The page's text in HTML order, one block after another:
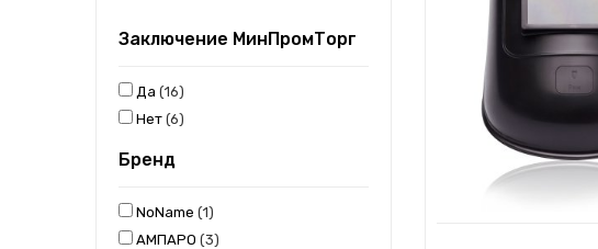
Заключение МинПромТорг
Да 16
Нет 6
Бренд
NoName 1
АМПАРО 3